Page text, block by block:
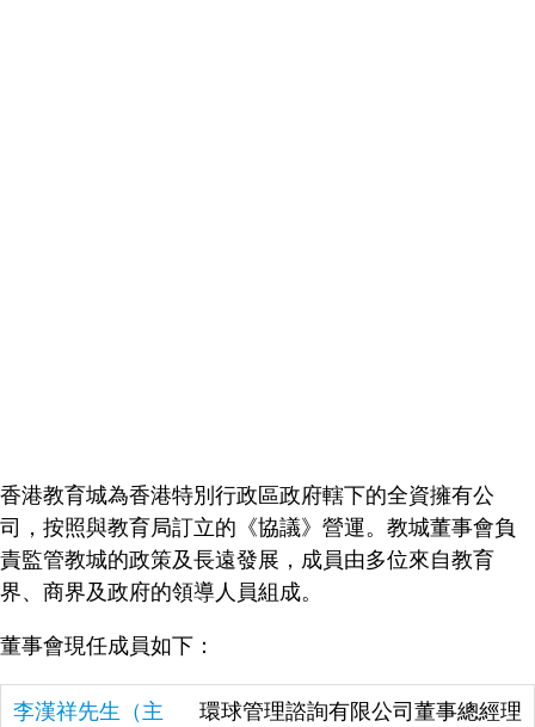
香港教育城為香港特別行政區政府轄下的全資擁有公
司，按照與教育局訂立的《協議》營運。教城董事會負
責監管教城的政策及長遠發展，成員由多位來自教育
界、商界及政府的領導人員組成。
董事會現任成員如下：
李漢祥先生（主
環球管理諮詢有限公司董事總經理